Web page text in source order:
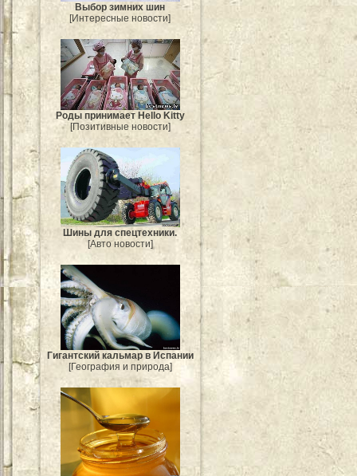
Выбор зимних шин
[Интересные новости]
Роды принимает Hello Kitty
[Позитивные новости]
Шины для спецтехники.
[Авто новости]
Гигантский кальмар в Испании
[География и природа]